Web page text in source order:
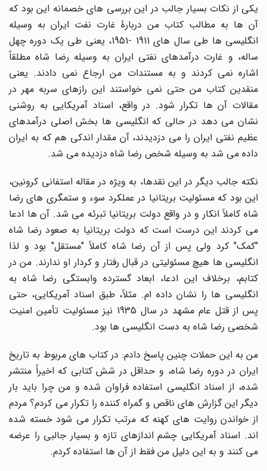
یکی از نکات بسیار جالب در این بررسی های خصمانه این بود که
آن ها به مطالب کتاب من دربارۀ غارت نفت ایران به وسیله
انگلیسی ها طی سال های 1911 -1951، یعنی طی یک دوره چهل
ساله، و غارت درآمدهای نفتی ایران به وسیله رضا شاه مطلقاً
اشاره نمی کردند و به مستندات من ارجاع نمی دادند. یعنی
منقدین کتاب من حتی نمی خواستند این رازهای سربه مهر در
مقالات آن ها تکرار شود. در واقع، اسناد آمریکایی به روشنی
نشان می دهد در حالی که انگلیسی ها بخش اصلی درآمدهای
عظیم نفتی ایران را می دزدیدند، آن مقدار اندکی هم که به ایران
داده می شد به وسیله شخص رضا شاه دزدیده می شد.
نکته جالب دیگر در این نقدها، به ویژه در مقاله استفانی کرونین،
این بود که مسئولیت بریتانیا در عملکرد سوء و ستمگری های رضا
شاه کاملاً انکار و در واقع دولت بریتانیا تبرئه می شد. آن ها ادعا
می کردند این درست است که دولت بریتانیا به صعود رضا شاه
"کمک" کرد ولی پس از آن رضا شاه کاملاً "مستقل" بود و لذا
انگلیسی ها هیچ مسئولیتی در قبال رفتار و کردار او ندارند. من در
کتابم، برخلاف این ادعا، ابعاد گسترده وابستگی رضا شاه به
انگلیسی ها را نشان دادهام. مثلاً، طبق اسناد آمریکایی، حتی
پس از قتل عام مشهد در سال 1935 نیز مسئولیت تأمین امنیت
شخصی رضا شاه به دست انگلیسی ها بود.
من به این حملات چنین پاسخ دادم: در کتاب های مربوط به تاریخ
ایران در دوره رضا شاه، و حداقل در شش کتابی که اخیراً منتشر
شده، از اسناد انگلیسی استفاده فراوان شده و من چرا باید بار
دیگر این گزارش های ناقص و گمراه کننده را تکرار می کردم؟ مردم
از خواندن روایت های کهنه که مرتب تکرار می شود خسته شده
اند. اسناد آمریکایی چشم اندازهای تازه و بسیار جالبی را عرضه
می کنند و به این دلیل من فقط از آن ها استفاده کردم.